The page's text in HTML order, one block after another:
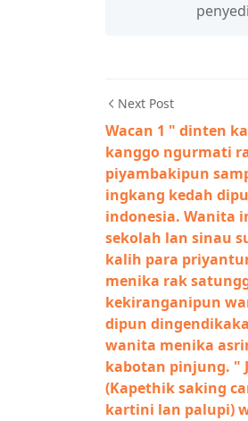
Next Post
Wacan 1 " dinten
kanggo ngurmati
piyambakipun
ingkang kedah
indonesia. Wanita
sekolah lan sinau
kalih para
menika rak
kekiranganipun
dipun
wanita menika
kabotan pinjung. "
(Kapethik saking
kartini lan palupi)